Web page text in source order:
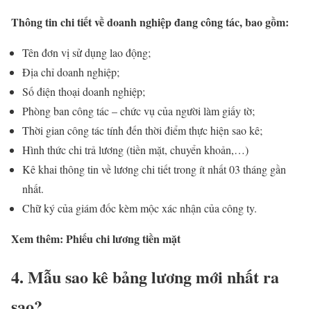
Thông tin chi tiết về doanh nghiệp đang công tác, bao gồm:
Tên đơn vị sử dụng lao động;
Địa chỉ doanh nghiệp;
Số điện thoại doanh nghiệp;
Phòng ban công tác – chức vụ của người làm giấy tờ;
Thời gian công tác tính đến thời điểm thực hiện sao kê;
Hình thức chi trả lương (tiền mặt, chuyển khoản,…)
Kê khai thông tin về lương chi tiết trong ít nhất 03 tháng gần
nhất.
Chữ ký của giám đốc kèm mộc xác nhận của công ty.
Xem thêm: Phiếu chi lương tiền mặt
4. Mẫu sao kê bảng lương mới nhất ra